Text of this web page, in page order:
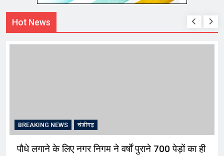
Hot News
BREAKING NEWS चंडीगढ़
पौधे लगाने के लिए नगर निगम ने वर्षों पुराने 700 पेड़ों का ही